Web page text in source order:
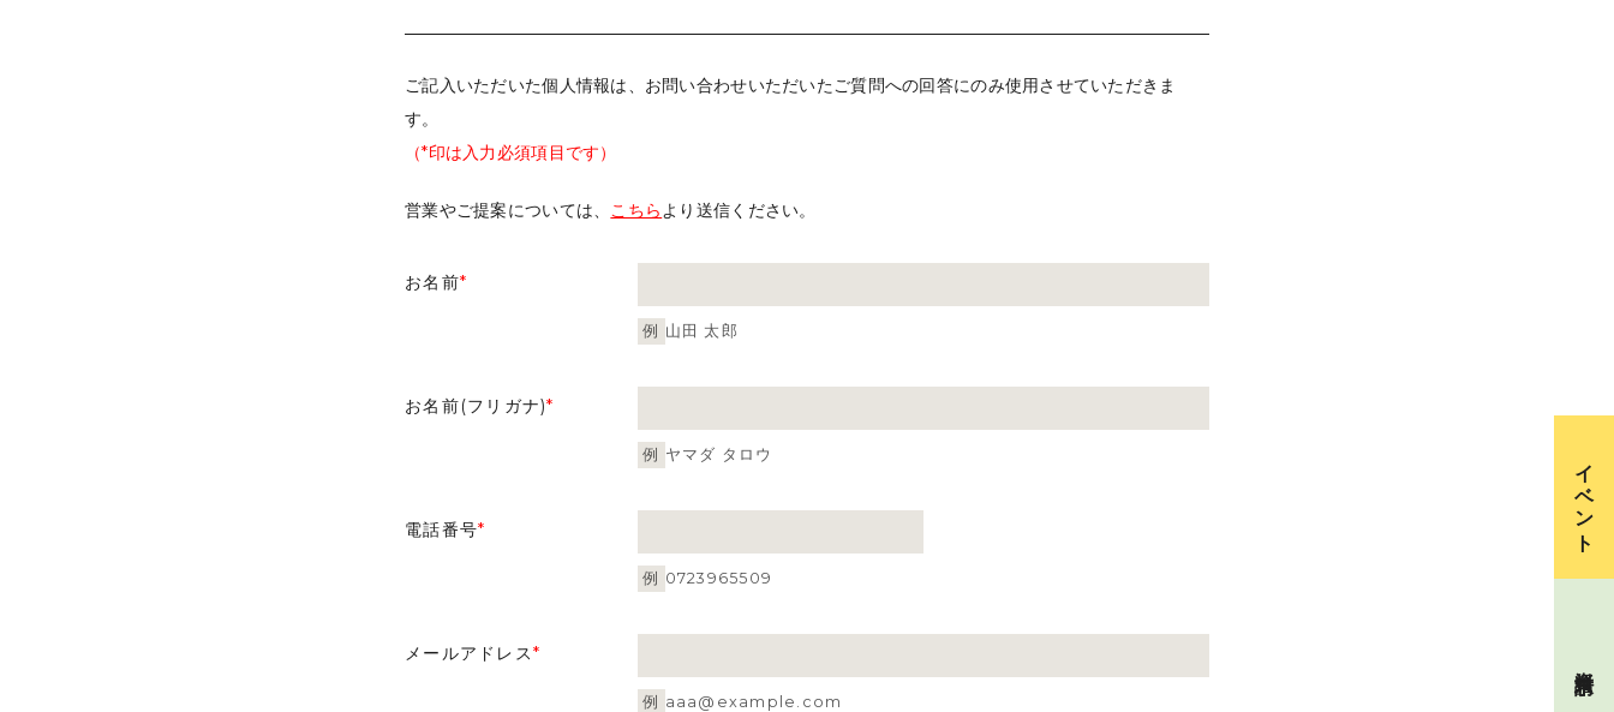
ご記入いただいた個人情報は、お問い合わせいただいたご質問への回答にのみ使用させていただきま
す。
（*印は入力必須項目です）
営業やご提案については、 こちら より送信ください。
お名前*
例 山田 太郎
お名前(フリガナ)*
例 ヤマダ タロウ
電話番号*
例 0723965509
メールアドレス*
例 aaa@example.com
イベント